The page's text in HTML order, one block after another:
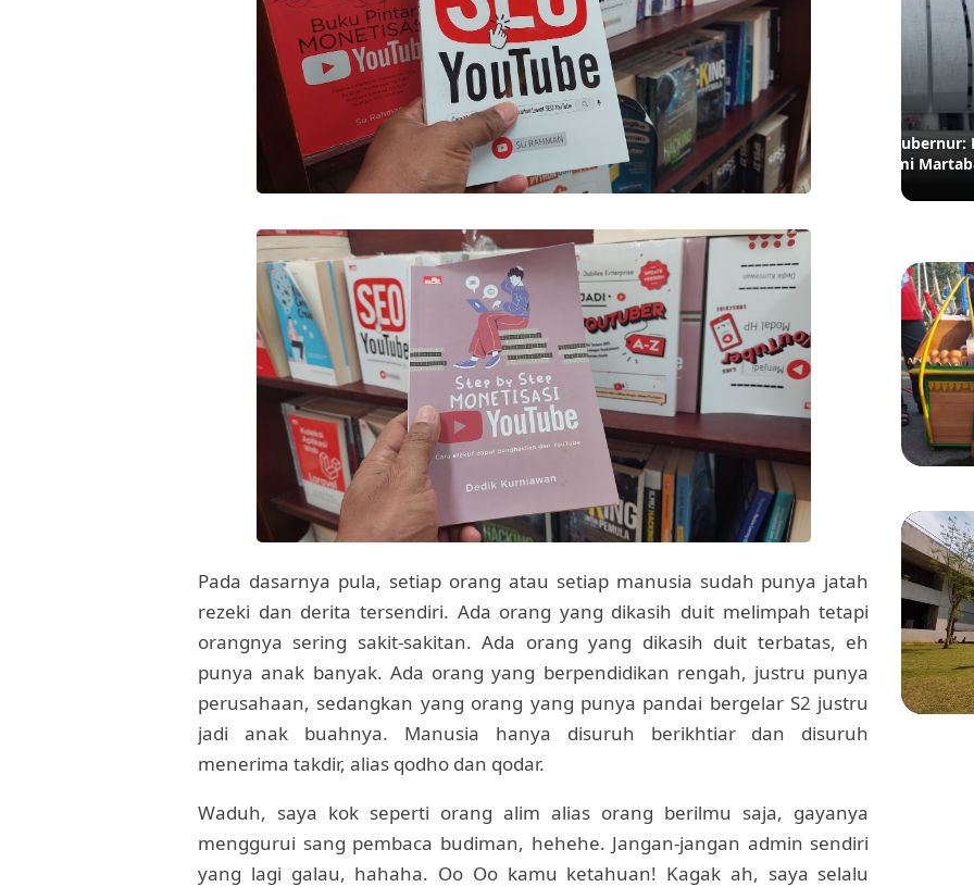
Pada dasarnya pula, setiap orang atau setiap manusia sudah punya jatah
rezeki dan derita tersendiri. Ada orang yang dikasih duit melimpah tetapi
orangnya sering sakit-sakitan. Ada orang yang dikasih duit terbatas, eh
punya anak banyak. Ada orang yang berpendidikan rengah, justru punya
perusahaan, sedangkan yang orang yang punya pandai bergelar S2 justru
jadi anak buahnya. Manusia hanya disuruh berikhtiar dan disuruh
menerima takdir, alias qodho dan qodar.
Waduh, saya kok seperti orang alim alias orang berilmu saja, gayanya
menggurui sang pembaca budiman, hehehe. Jangan-jangan admin sendiri
yang lagi galau, hahaha. Oo Oo kamu ketahuan! Kagak ah, saya selalu
Menanti Ketegasan Gubernur: Kapan Nama
JIS Dinasionalkan demi Martabat Bahasa?
Lahan
Manis
Bang